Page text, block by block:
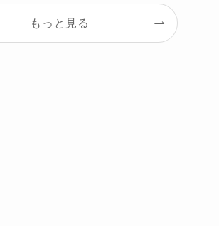
もっと見る